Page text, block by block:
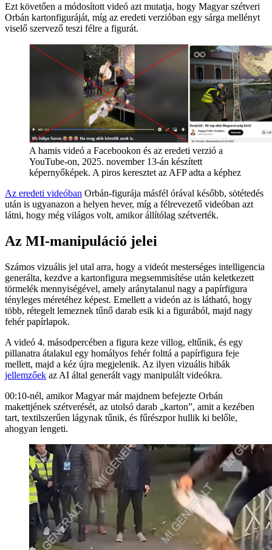
Ezt követően a módosított videó azt mutatja, hogy Magyar szétveri
Orbán kartonfiguráját, míg az eredeti verzióban egy sárga mellényt
viselő szervező teszi félre a figurát.
A hamis videó a Facebookon és az eredeti verzió a
YouTube-on, 2025. november 13-án készített
képernyőképek. A piros keresztet az AFP adta a képhez
Az eredeti videóban Orbán-figurája másfél órával később, sötétedés
után is ugyanazon a helyen hever, míg a félrevezető videóban azt
látni, hogy még világos volt, amikor állítólag szétverték.
Az MI-manipuláció jelei
Számos vizuális jel utal arra, hogy a videót mesterséges intelligencia
generálta, kezdve a kartonfigura megsemmisítése után keletkezett
törmelék mennyiségével, amely aránytalanul nagy a papírfigura
tényleges méretéhez képest. Emellett a videón az is látható, hogy
több, rétegelt lemeznek tűnő darab esik ki a figurából, majd nagy
fehér papírlapok.
A videó 4. másodpercében a figura keze villog, eltűnik, és egy
pillanatra átalakul egy homályos fehér folttá a papírfigura feje
mellett, majd a kéz újra megjelenik. Az ilyen vizuális hibák
jellemzőek az AI által generált vagy manipulált videókra.
00:10-nél, amikor Magyar már majdnem befejezte Orbán
makettjének szétverését, az utolsó darab „karton”, amit a kezében
tart, textilszerűen lágynak tűnik, és fűrészpor hullik ki belőle,
ahogyan lengeti.